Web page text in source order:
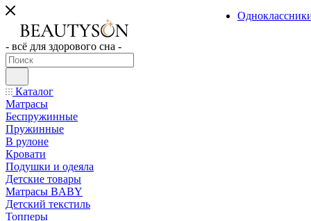
- всё для здорового сна -
Каталог
Матрасы
Беспружинные
Пружинные
В рулоне
Кровати
Подушки и одеяла
Детские товары
Матрасы BABY
Детский текстиль
Топперы